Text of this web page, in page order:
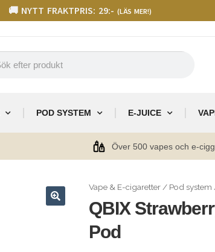
🚚 NYTT FRAKTPRIS: 29:- (LÄS MER!)
POD SYSTEM E-JUICE
Över 500 vapes och e-cigg
Vape & E-cigaretter/ Pod system
QBIX
Pod